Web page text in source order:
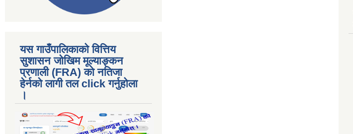
यस गाउँपालिकाकाे वित्तिय
सुशासन जोखिम मूल्याङ्कन
प्रणाली (FRA) काे नतिजा
हेर्नकाे लागी तल click गर्नुहाेला
।